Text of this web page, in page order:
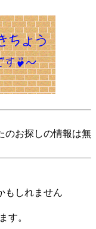
のお探しの情報は無
もしれません
す。